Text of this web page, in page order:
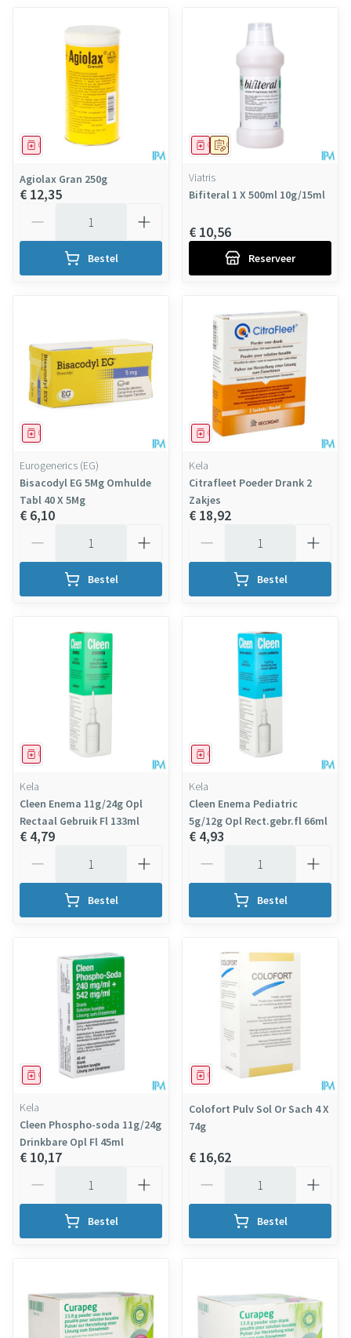
Geneesmiddel
Agiolax Gran 250g
€ 12,35
Bestel
Op voorschrift
Geneesmiddel
Viatris
Bifiteral 1 X 500ml 10g/15ml
€ 10,56
Reserveer
Geneesmiddel
Eurogenerics (EG)
Bisacodyl EG 5Mg Omhulde
Tabl 40 X 5Mg
€ 6,10
Bestel
Geneesmiddel
Kela
Citrafleet Poeder Drank 2
Zakjes
€ 18,92
Bestel
Geneesmiddel
Kela
Cleen Enema 11g/24g Opl
Rectaal Gebruik Fl 133ml
€ 4,79
Bestel
Geneesmiddel
Kela
Cleen Enema Pediatric
5g/12g Opl Rect.gebr.fl 66ml
€ 4,93
Bestel
Geneesmiddel
Kela
Cleen Phospho-soda 11g/24g
Drinkbare Opl Fl 45ml
€ 10,17
Bestel
Geneesmiddel
Colofort Pulv Sol Or Sach 4 X
74g
€ 16,62
Bestel